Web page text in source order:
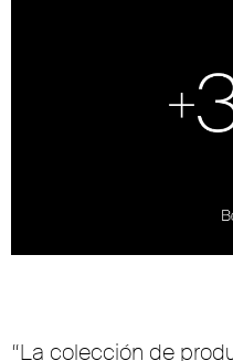
“La colección de